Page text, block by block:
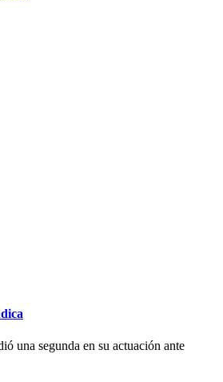
una segunda en su actuación ante